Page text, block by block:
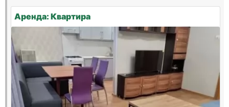
Аренда: Квартира